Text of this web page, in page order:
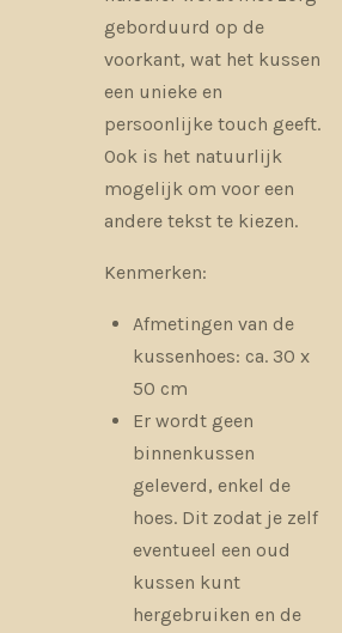
geborduurd op de
voorkant, wat het kussen
een unieke en
persoonlijke touch geeft.
Ook is het natuurlijk
mogelijk om voor een
andere tekst te kiezen.
Kenmerken:
Afmetingen van de
kussenhoes: ca. 30 x
50 cm
Er wordt geen
binnenkussen
geleverd, enkel de
hoes. Dit zodat je zelf
eventueel een oud
kussen kunt
hergebruiken en de